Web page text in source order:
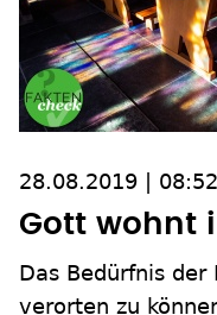
28.08.2019 | 08:52
Gott wohnt
Das Bedürfnis
verorten zu